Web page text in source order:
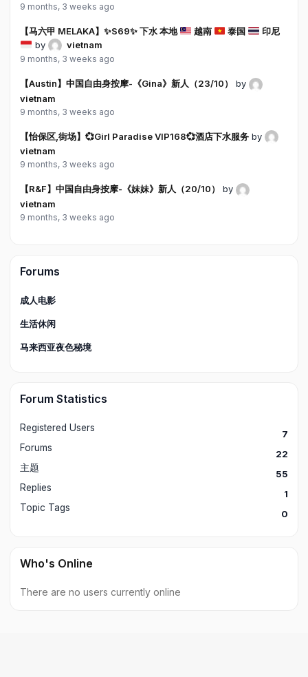
9 months, 3 weeks ago
【马六甲 MELAKA】 ✨S69✨下水 本地 越南 泰国
印尼
by
vietnam
9 months, 3 weeks ago
【Austin】中国自由身按摩-《Gina》新人（23/10）
by
vietnam
9 months, 3 weeks ago
【怡保区,街场】💞Girl Paradise VIP168💞酒店下水服务 by
vietnam
9 months, 3 weeks ago
【R&F】中国自由身按摩-《妹妹》新人（20/10）
by
vietnam
9 months, 3 weeks ago
Forums
成人电影
生活休闲
马来西亚夜色秘境
Forum Statistics
Registered Users
7
Forums
22
主题
55
Replies
1
Topic Tags
0
Who's Online
There are no users currently online